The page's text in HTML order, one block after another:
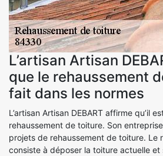
L’artisan Artisan
que le rehaussement
fait dans les normes
L’artisan Artisan DEBART affirme qu’il
rehaussement de toiture. Son
projets de rehaussement de toiture. Le
consiste à déposer la toiture actuelle et